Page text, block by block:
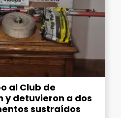
al Club de
y detuvieron a dos
sustraídos